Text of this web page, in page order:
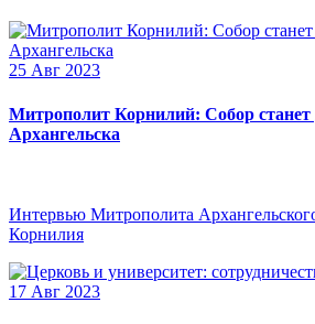
25 Авг 2023
Митрополит Корнилий: Собор
Архангельска
Интервью Митрополита
Корнилия
17 Авг 2023